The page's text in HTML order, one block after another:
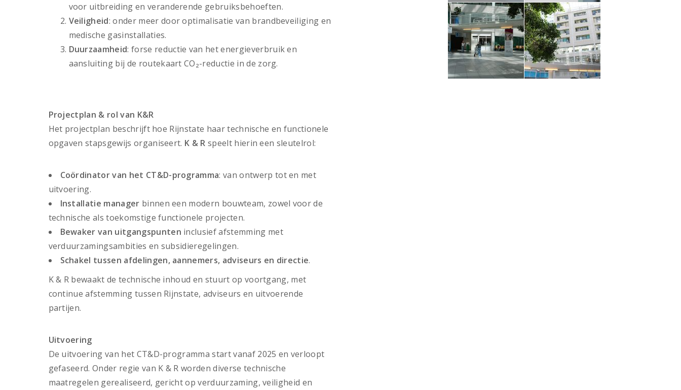
voor uitbreiding en veranderende gebruiksbehoeften.
Veiligheid: onder meer door optimalisatie van brandbeveiliging en
medische gasinstallaties.
Duurzaamheid: forse reductie van het energieverbruik en
aansluiting bij de routekaart CO₂-reductie in de zorg.
Projectplan & rol van K&R
Het projectplan beschrijft hoe Rijnstate haar technische en functionele
opgaven stapsgewijs organiseert. K & R speelt hierin een sleutelrol:
Coördinator van het CT&D-programma: van ontwerp tot en met
uitvoering.
Installatie manager binnen een modern bouwteam, zowel voor de
technische als toekomstige functionele projecten.
Bewaker van uitgangspunten inclusief afstemming met
verduurzamingsambities en subsidieregelingen.
Schakel tussen afdelingen, aannemers, adviseurs en directie.
K & R bewaakt de technische inhoud en stuurt op voortgang, met
continue afstemming tussen Rijnstate, adviseurs en uitvoerende
partijen.
Uitvoering
De uitvoering van het CT&D-programma start vanaf 2025 en verloopt
gefaseerd. Onder regie van K & R worden diverse technische
maatregelen gerealiseerd, gericht op verduurzaming, veiligheid en